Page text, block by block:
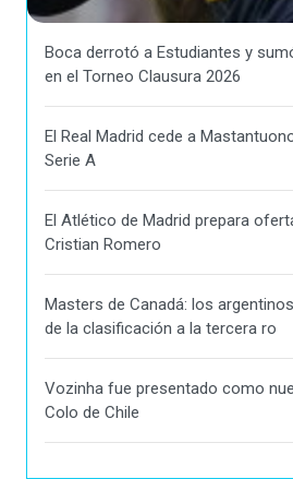
Boca derrotó a Estudiantes y
en el Torneo Clausura 2026
El Real Madrid cede a
Serie A
El Atlético de Madrid prepara
Cristian Romero
Masters de Canadá: los
de la clasificación a la tercera ro
Vozinha fue presentado como
Colo de Chile